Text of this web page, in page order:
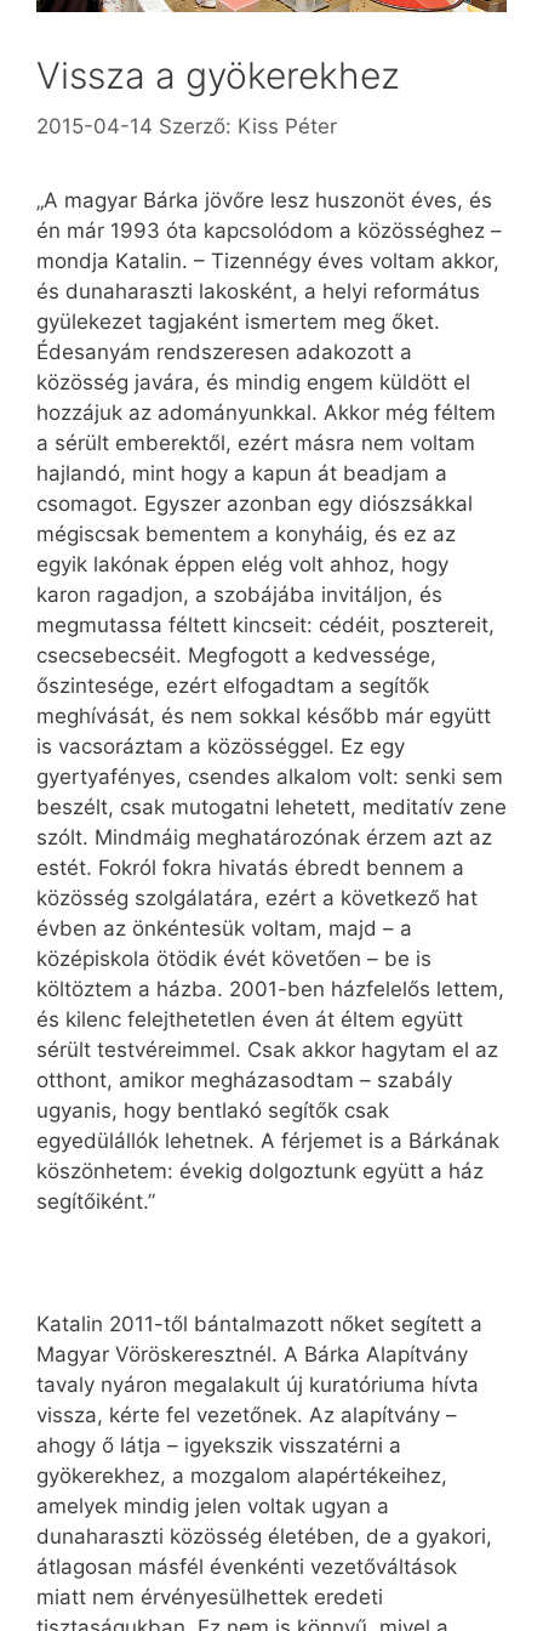
Vissza a gyökerekhez
2015-04-14 Szerző: Kiss Péter
„A magyar Bárka jövőre lesz huszonöt éves, és
én már 1993 óta kapcsolódom a közösséghez –
mondja Katalin. – Tizennégy éves voltam akkor,
és dunaharaszti lakosként, a helyi református
gyülekezet tagjaként ismertem meg őket.
Édesanyám rendszeresen adakozott a
közösség javára, és mindig engem küldött el
hozzájuk az adományunkkal. Akkor még féltem
a sérült emberektől, ezért másra nem voltam
hajlandó, mint hogy a kapun át beadjam a
csomagot. Egyszer azonban egy diószsákkal
mégiscsak bementem a konyháig, és ez az
egyik lakónak éppen elég volt ahhoz, hogy
karon ragadjon, a szobájába invitáljon, és
megmutassa féltett kincseit: cédéit, posztereit,
csecsebecséit. Megfogott a kedvessége,
őszintesége, ezért elfogadtam a segítők
meghívását, és nem sokkal később már együtt
is vacsoráztam a közösséggel. Ez egy
gyertyafényes, csendes alkalom volt: senki sem
beszélt, csak mutogatni lehetett, meditatív zene
szólt. Mindmáig meghatározónak érzem azt az
estét. Fokról fokra hivatás ébredt bennem a
közösség szolgálatára, ezért a következő hat
évben az önkéntesük voltam, majd – a
középiskola ötödik évét követően – be is
költöztem a házba. 2001-ben házfelelős lettem,
és kilenc felejthetetlen éven át éltem együtt
sérült testvéreimmel. Csak akkor hagytam el az
otthont, amikor megházasodtam – szabály
ugyanis, hogy bentlakó segítők csak
egyedülállók lehetnek. A férjemet is a Bárkának
köszönhetem: évekig dolgoztunk együtt a ház
segítőiként.”
Katalin 2011-től bántalmazott nőket segített a
Magyar Vöröskeresztnél. A Bárka Alapítvány
tavaly nyáron megalakult új kuratóriuma hívta
vissza, kérte fel vezetőnek. Az alapítvány –
ahogy ő látja – igyekszik visszatérni a
gyökerekhez, a mozgalom alapértékeihez,
amelyek mindig jelen voltak ugyan a
dunaharaszti közösség életében, de a gyakori,
átlagosan másfél évenkénti vezetőváltások
miatt nem érvényesülhettek eredeti